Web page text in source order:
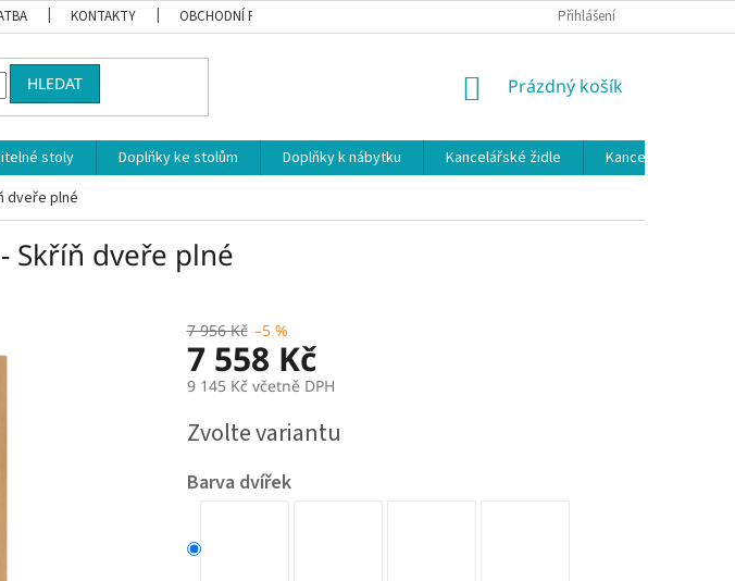
KONTAKTY OBCHODNÍ PODMÍNKY Přihlášení
HLEDAT
NÁKUPNÍ
Prázdný košík
stoly Doplňky ke stolům Doplňky k nábytku Kancelářské židle
Kancelářské
dveře plné
Skříň dveře plné
7 956 Kč –5 %
7 558 Kč
9 145 Kč včetně DPH
cena:
Zvolte variantu
Barva dvířek